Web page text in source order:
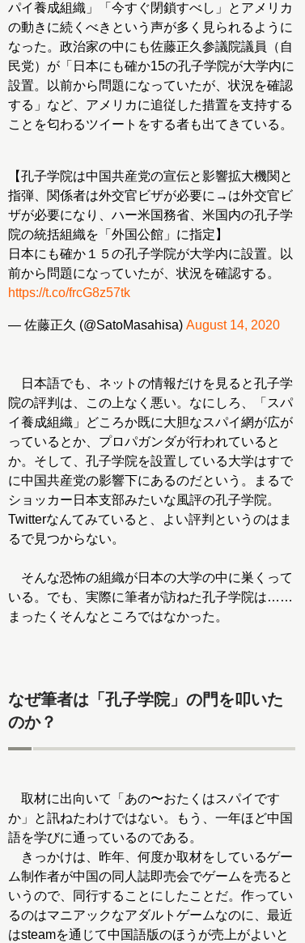
パイ養成組織」「今すぐ閉鎖すべし」とアメリカ
の動きに続くべきという声が多く見られるように
なった。政治家の中にも佐藤正久参議院議員（自
民党）が「日本にも確か15の孔子学院が大学内に
設置。以前から問題になっていたが、状況を確認
する」など、アメリカに追従した措置を支持する
ことを匂わるツイートをする者も出てきている。
【孔子学院は中国共産党の宣伝と影響拡大機関と
指弾、関係者は外交官ビザが必要に→は外交官ビ
ザが必要になり、ハー米国務省、米国内の孔子学
院の統括組織を「外国公館」に指定】
日本にも確か１５の孔子学院が大学内に設置。以
前から問題になっていたが、状況を確認する。
https://t.co/frcG8z57tk
— 佐藤正久 (@SatoMasahisa) August 14, 2020
日本語でも、ネットの情報だけを見ると孔子学
院の評判は、この上なく悪い。なにしろ、「スパ
イ養成組織」どころか既に大胆なスパイ網が広が
っているとか、プロパガンダが行われていると
か。そして、孔子学院を設置している大学はすで
に中国共産党の影響下にあるのだという。まるで
ショッカー日本支部みたいな風評の孔子学院。
Twitterなんてみていると、よい評判というのはま
るで見つからない。
そんな恐怖の組織が日本の大学の中に巣くって
いる。でも、実際に筆者が訪ねた孔子学院は……
まったくそんなところではなかった。
なぜ筆者は「孔子学院」の門を叩いた
のか？
取材に出向いて「あの〜おたくはスパイです
か」と訊ねたわけではない。もう、一年ほど中国
語を学びに通っているのである。
きっかけは、昨年、何度か取材をしているゲー
ム制作者が中国の同人誌即売会でゲームを売ると
いうので、同行することにしたことだ。作ってい
るのはマニアックなアダルトゲームなのに、最近
はsteamを通じて中国語版のほうが売上がよいと